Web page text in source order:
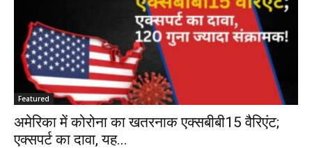
Featured
अमेरिका में कोरोना का खतरनाक एक्सबीबी15 वैरिएंट;
एक्सपर्ट का दावा, यह...